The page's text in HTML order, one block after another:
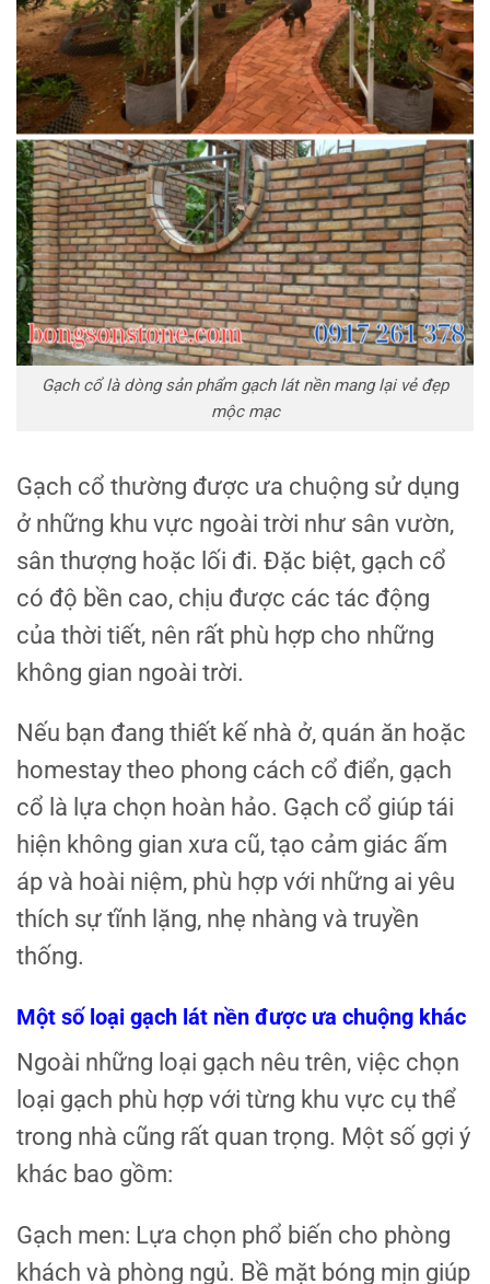
Gạch cổ là dòng sản phẩm gạch lát nền mang lại vẻ đẹp
mộc mạc
Gạch cổ thường được ưa chuộng sử dụng
ở những khu vực ngoài trời như sân vườn,
sân thượng hoặc lối đi. Đặc biệt, gạch cổ
có độ bền cao, chịu được các tác động
của thời tiết, nên rất phù hợp cho những
không gian ngoài trời.
Nếu bạn đang thiết kế nhà ở, quán ăn hoặc
homestay theo phong cách cổ điển, gạch
cổ là lựa chọn hoàn hảo. Gạch cổ giúp tái
hiện không gian xưa cũ, tạo cảm giác ấm
áp và hoài niệm, phù hợp với những ai yêu
thích sự tĩnh lặng, nhẹ nhàng và truyền
thống.
Một số loại gạch lát nền được ưa chuộng khác
Ngoài những loại gạch nêu trên, việc chọn
loại gạch phù hợp với từng khu vực cụ thể
trong nhà cũng rất quan trọng. Một số gợi ý
khác bao gồm:
Gạch men: Lựa chọn phổ biến cho phòng
khách và phòng ngủ. Bề mặt bóng mịn giúp